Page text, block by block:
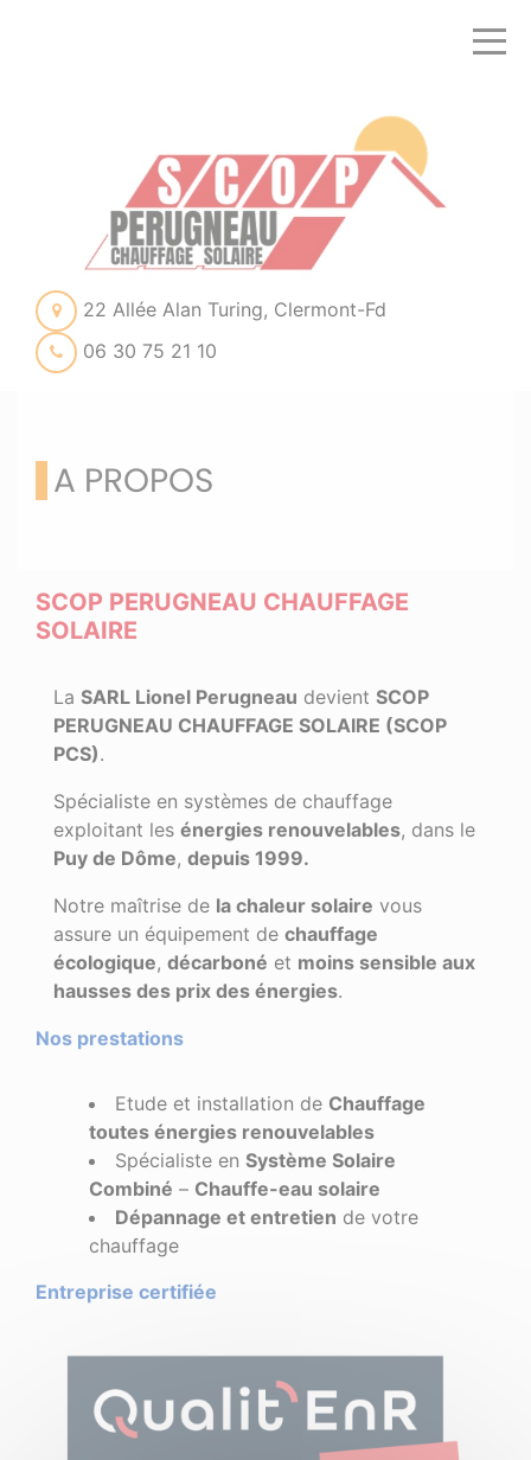
22 Allée Alan Turing, Clermont-Fd
06 30 75 21 10
A PROPOS
SCOP PERUGNEAU CHAUFFAGE
SOLAIRE
La SARL Lionel Perugneau devient SCOP
PERUGNEAU CHAUFFAGE SOLAIRE (SCOP
PCS).
Spécialiste en systèmes de chauffage
exploitant les énergies renouvelables, dans le
Puy de Dôme, depuis 1999.
Notre maîtrise de la chaleur solaire vous
assure un équipement de chauffage
écologique, décarboné et moins sensible aux
hausses des prix des énergies.
Nos prestations
Etude et installation de Chauffage
toutes énergies renouvelables
Spécialiste en Système Solaire
Combiné – Chauffe-eau solaire
Dépannage et entretien de votre
chauffage
Entreprise certifiée